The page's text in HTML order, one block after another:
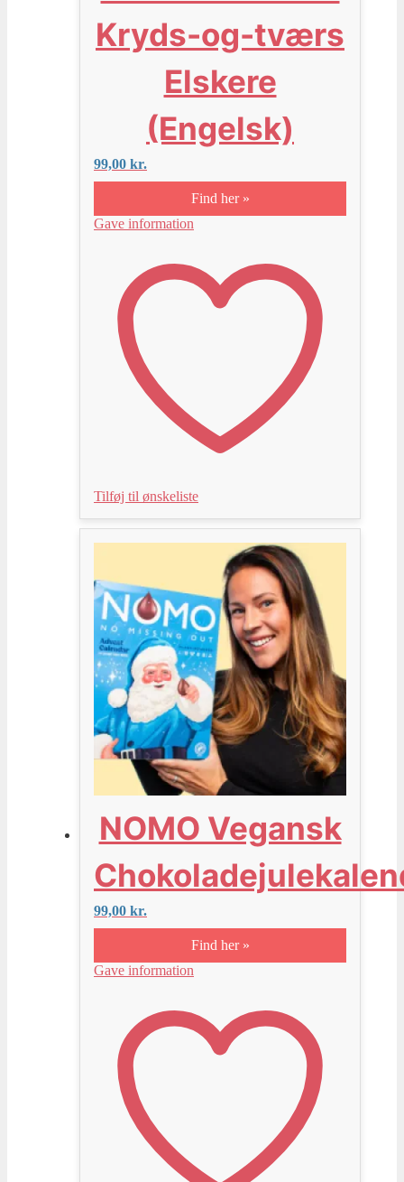
Kryds-og-tværs
Elskere
(Engelsk)
99,00 kr.
Find her »
Gave information
Tilføj til ønskeliste
NOMO Vegansk
99,00 kr.
Find her »
Gave information